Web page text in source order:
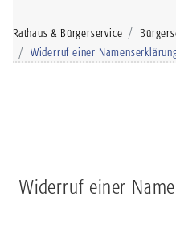
Rathaus & Bürgerservice
Widerruf einer
Widerruf einer